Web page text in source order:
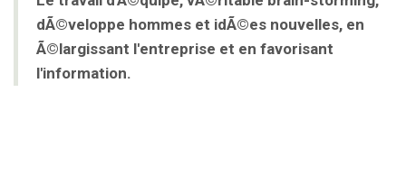
dÃ©veloppe hommes et idÃ©es nouvelles, en
Ã©largissant l'entreprise et en favorisant
l'information.